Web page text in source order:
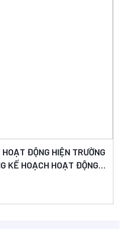
ĐỘNG HIỆN TRƯỜNG
KẾ HOẠCH HOẠT ĐỘNG